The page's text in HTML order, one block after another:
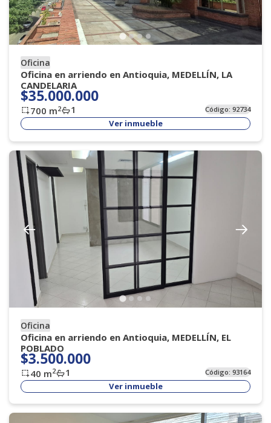
Oficina
Oficina en arriendo en Antioquia, MEDELLÍN, LA
CANDELARIA
$35.000.000
700 m2 1 Código:92734
Ver inmueble
Oficina
Oficina en arriendo en Antioquia, MEDELLÍN, EL
POBLADO
$3.500.000
40 m2 1 Código:93164
Ver inmueble